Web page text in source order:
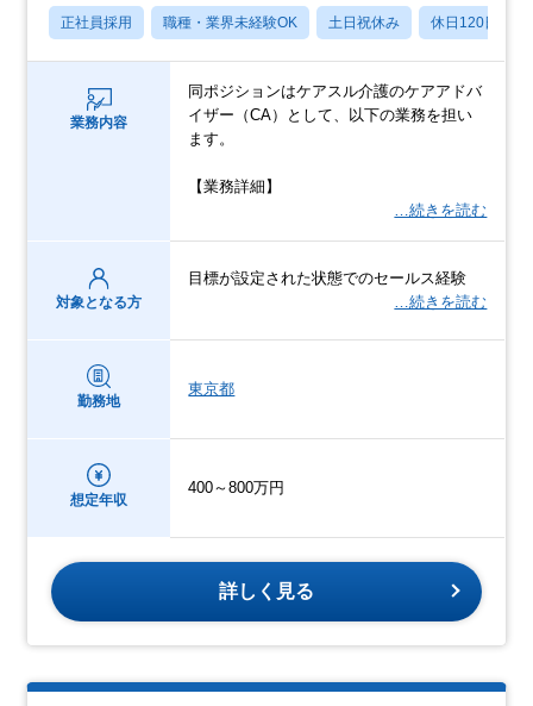
正社員採用 職種・業界未経験OK 土日祝休み 休日120日以上
業務内容
同ポジションはケアスル介護のケアアドバ
イザー（CA）として、以下の業務を担い
ます。
【業務詳細】
…続きを読む
対象となる方
目標が設定された状態でのセールス経験
…続きを読む
勤務地
東京都
想定年収
400～800万円
詳しく見る